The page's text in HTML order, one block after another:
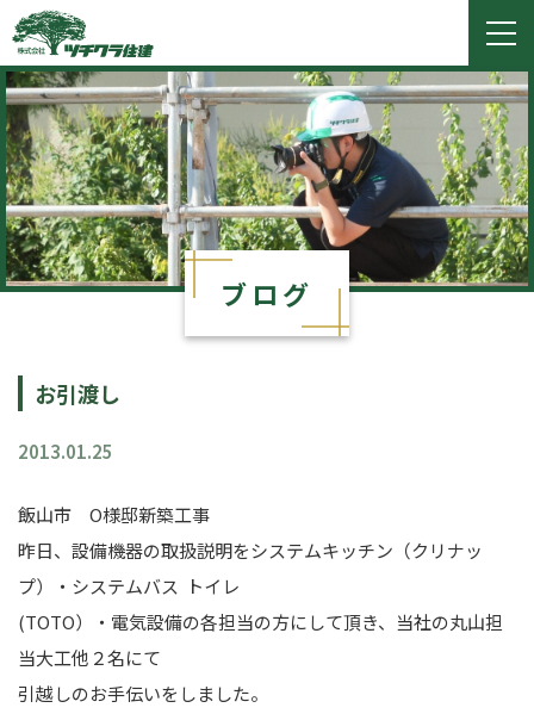
ブログ
お引渡し
2013.01.25
飯山市 O様邸新築工事
昨日、設備機器の取扱説明をシステムキッチン（クリナッ
プ）・システムバス トイレ
(TOTO）・電気設備の各担当の方にして頂き、当社の丸山担
当大工他２名にて
引越しのお手伝いをしました。